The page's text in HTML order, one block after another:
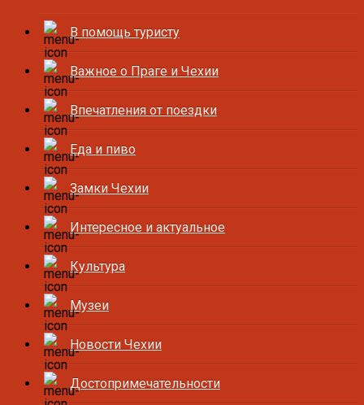
В помощь туристу
Важное о Праге и Чехии
Впечатления от поездки
Еда и пиво
Замки Чехии
Интересное и актуальное
Культура
Музеи
Новости Чехии
Достопримечательности